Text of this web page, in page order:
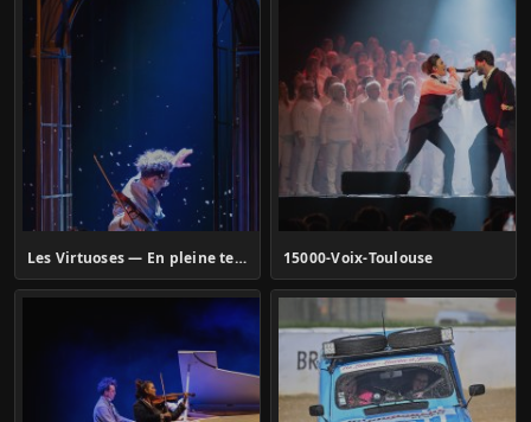
Les Virtuoses — En pleine tempête 15000-Voix-Toulouse